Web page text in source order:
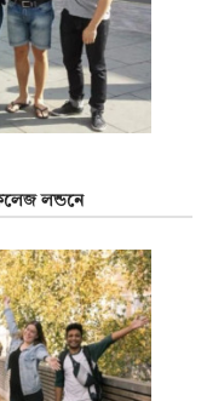
কলেজ লন্ডনে